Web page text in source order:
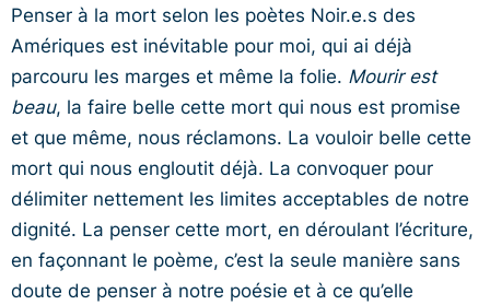
Penser à la mort selon les poètes Noir.e.s des
Amériques est inévitable pour moi, qui ai déjà
parcouru les marges et même la folie. Mourir est
beau, la faire belle cette mort qui nous est promise
et que même, nous réclamons. La vouloir belle cette
mort qui nous engloutit déjà. La convoquer pour
délimiter nettement les limites acceptables de notre
dignité. La penser cette mort, en déroulant l’écriture,
en façonnant le poème, c’est la seule manière sans
doute de penser à notre poésie et à ce qu’elle